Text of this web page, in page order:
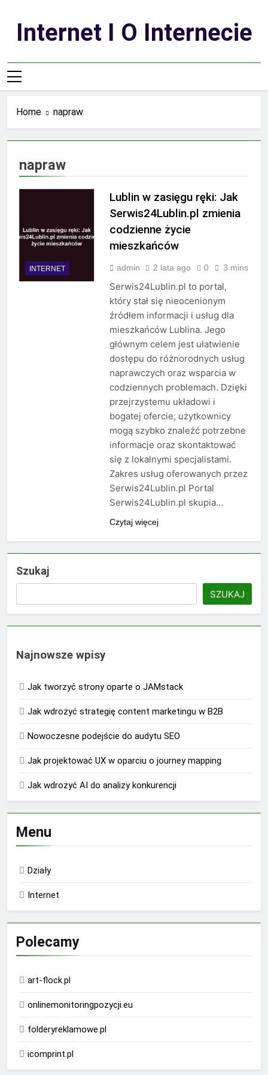
contentInternet I O Internecie
Home napraw
napraw
INTERNET
Lublin w zasięgu ręki: Jak
Serwis24Lublin.pl zmienia
codzienne życie
mieszkańców
admin 2 lata ago 0 3 mins
Serwis24Lublin.pl to portal,
który stał się nieocenionym
źródłem informacji i usług dla
mieszkańców Lublina. Jego
głównym celem jest ułatwienie
dostępu do różnorodnych usług
naprawczych oraz wsparcia w
codziennych problemach. Dzięki
przejrzystemu układowi i
bogatej ofercie, użytkownicy
mogą szybko znaleźć potrzebne
informacje oraz skontaktować
się z lokalnymi specjalistami.
Zakres usług oferowanych przez
Serwis24Lublin.pl Portal
Serwis24Lublin.pl skupia…
Czytaj więcej
Szukaj
SZUKAJ
Najnowsze wpisy
Jak tworzyć strony oparte o JAMstack
Jak wdrożyć strategię content marketingu w B2B
Nowoczesne podejście do audytu SEO
Jak projektować UX w oparciu o journey mapping
Jak wdrożyć AI do analizy konkurencji
Menu
Działy
Internet
Polecamy
art-flock.pl
onlinemonitoringpozycji.eu
folderyreklamowe.pl
icomprint.pl